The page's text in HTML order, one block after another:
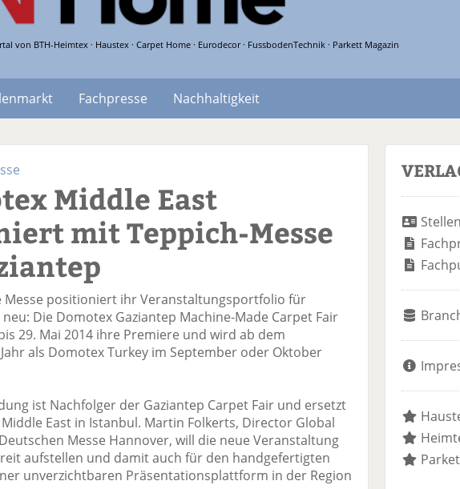
von BTH-Heimtex · Haustex · Carpet Home · Eurodecor · FussbodenTechnik · Parkett Magazin
Fachpresse
Nachhaltigkeit
Middle East
mit Teppich-Messe
Messe positioniert ihr Veranstaltungsportfolio für
Die Domotex Gaziantep Machine-Made Carpet Fair
29. Mai 2014 ihre Premiere und wird ab dem
als Domotex Turkey im September oder Oktober
ist Nachfolger der Gaziantep Carpet Fair und ersetzt
East in Istanbul. Martin Folkerts, Director Global
Messe Hannover, will die neue Veranstaltung
aufstellen und damit auch für den handgefertigten
unverzichtbaren Präsentationsplattform in der Region